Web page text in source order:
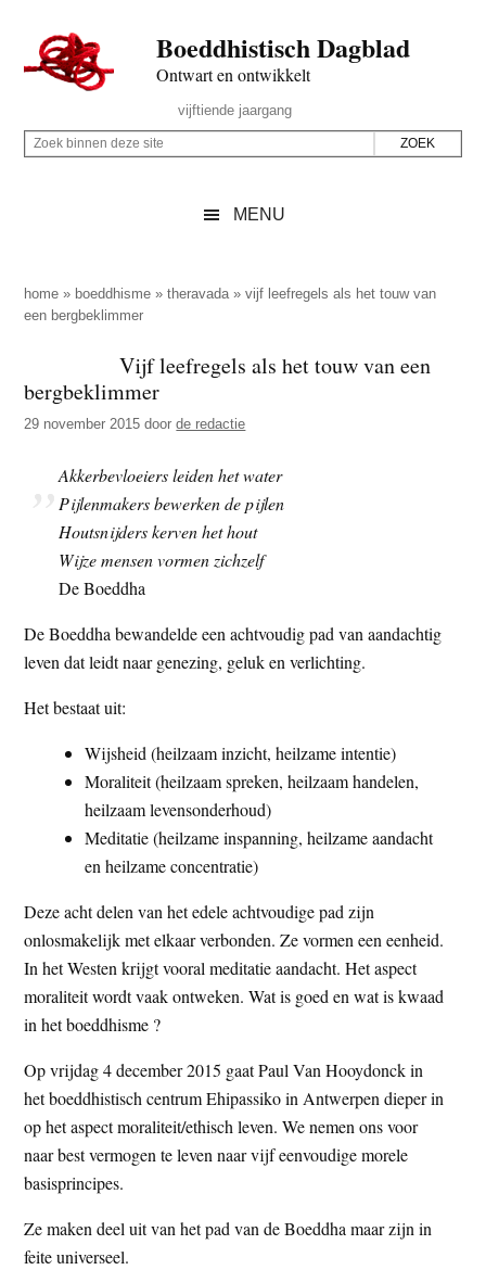
naar
de
inhoud
secondary
naar
de
sidebar
naar
de
Boeddhistisch Dagblad
Ontwart en ontwikkelt
Rechts
vijftiende jaargang
Z
p
d
z
e
Z
i
n
n
d
e
MENU
home » boeddhisme »theravada »vijf leefregels als het touw van
een bergbeklimmer
Vijf leefregels als het touw van een
bergbeklimmer
29 november 2015 doorde redactie
Akkerbevloeiers leiden het water
Pijlenmakers bewerken de pijlen
Houtsnijders kerven het hout
Wijze mensen vormen zichzelf
De Boeddha
De Boeddha bewandelde een achtvoudig pad van aandachtig
leven dat leidt naar genezing, geluk en verlichting.
Het bestaat uit:
Wijsheid (heilzaam inzicht, heilzame intentie)
Moraliteit (heilzaam spreken, heilzaam handelen,
heilzaam levensonderhoud)
Meditatie (heilzame inspanning, heilzame aandacht
en heilzame concentratie)
Deze acht delen van het edele achtvoudige pad zijn
onlosmakelijk met elkaar verbonden. Ze vormen een eenheid.
In het Westen krijgt vooral meditatie aandacht. Het aspect
moraliteit wordt vaak ontweken. Wat is goed en wat is kwaad
in het boeddhisme ?
Op vrijdag 4 december 2015 gaat Paul Van Hooydonck in
het boeddhistisch centrum Ehipassiko in Antwerpen dieper in
op het aspect moraliteit/ethisch leven. We nemen ons voor
naar best vermogen te leven naar vijf eenvoudige morele
basisprincipes.
Ze maken deel uit van het pad van de Boeddha maar zijn in
feite universeel.